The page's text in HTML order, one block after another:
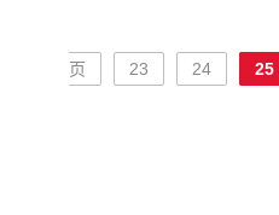
页
23 24 25